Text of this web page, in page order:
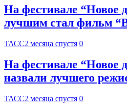
На фестивале “Новое
лучшим стал фильм
ТАСС2 месяца спустя 0
На фестивале “Новое
назвали лучшего
ТАСС2 месяца спустя 0